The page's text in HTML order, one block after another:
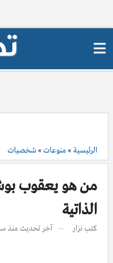
الرئيسية » منوعات »شخصيات
من هو يعقوب
الذاتية
كتب نزار آخر تحديث منذ